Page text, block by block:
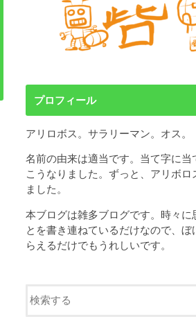
プロフィール
アリロボス。サラリーマン。オス。
名前の由来は適当です。当て字に当
こうなりました。ずっと、アリボロ
ました。
本ブログは雑多ブログです。時々に
とを書き連ねているだけなので、ぼ
らえるだけでもうれしいです。